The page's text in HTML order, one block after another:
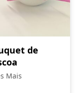
de
Mais